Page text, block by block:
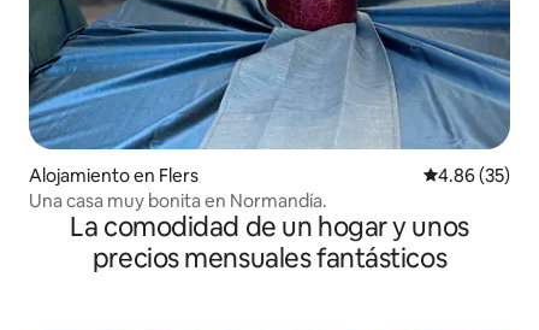
Alojamiento en Flers Calificación
4.86 (35)
Una casa muy bonita en Normandía.
La comodidad de un hogar y unos
precios mensuales fantásticos